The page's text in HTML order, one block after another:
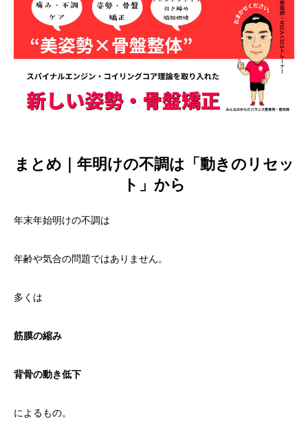
まとめ｜年明けの不調は「動きのリセッ
ト」から
年末年始明けの不調は
年齢や気合の問題ではありません。
多くは
筋膜の縮み
背骨の動き低下
によるもの。